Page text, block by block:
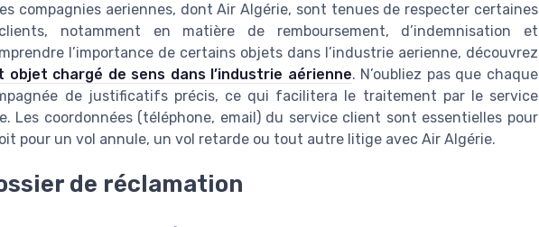
compagnies aeriennes, dont Air Algérie, sont tenues de respecter certaines
notamment en matière de remboursement, d’indemnisation et
l’importance de certains objets dans l’industrie aerienne, découvrez
chargé de sens dans l’industrie aérienne. N’oubliez pas que chaque
de justificatifs précis, ce qui facilitera le traitement par le service
Les coordonnées (téléphone, email) du service client sont essentielles pour
pour un vol annule, un vol retarde ou tout autre litige avec Air Algérie.
de réclamation